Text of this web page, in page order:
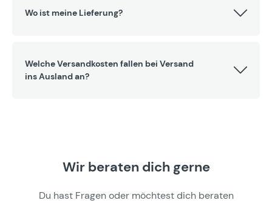
Wo ist meine Lieferung?
Welche Versandkosten fallen bei Versand
ins Ausland an?
Wir beraten dich gerne
Du hast Fragen oder möchtest dich beraten